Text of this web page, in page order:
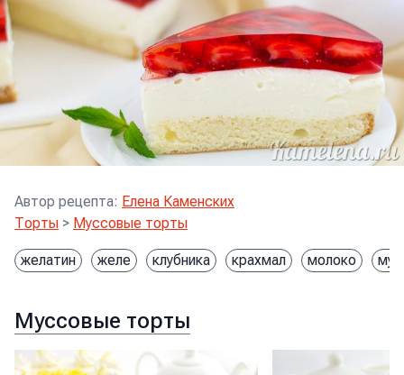
Автор рецепта: Елена Каменских
Торты > Муссовые торты
желатин желе клубника крахмал молоко
Муссовые торты